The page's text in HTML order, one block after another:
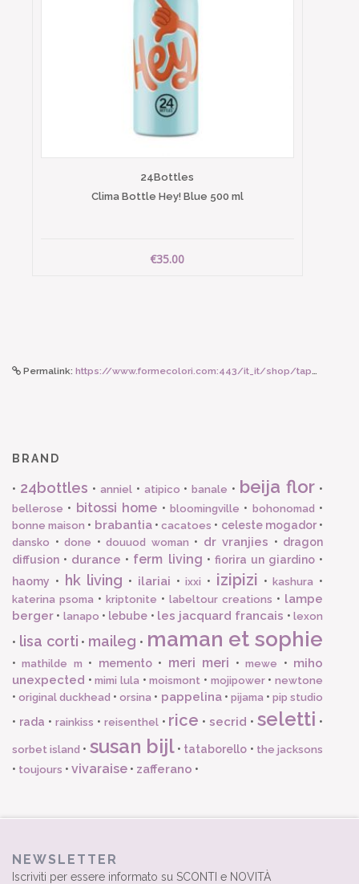
24Bottles
Clima Bottle Hey! Blue 500 ml
€35.00
Permalink: https://www.formecolori.com:443/it_it/shop/tappeti_beija_flor/eclectic/beija_flor_tappetto_in_vinile_decoro_eclectic_bordeaux_50_x_120_cm/1851
BRAND
• 24bottles • anniel• atipico •banale • beija flor •
bellerose • bitossi home • bloomingville • bohonomad •
bonne maison • brabantia•cacatoes • celeste mogador•
dansko • done • douuod woman • dr vranjies • dragon
diffusion • durance • ferm living • fiorira un giardino•
haomy • hk living • ilariai •ixxi • izipizi •kashura •
katerina psoma • kriptonite • labeltour creations • lampe
berger • lanapo • lebube • les jacquard francais •lexon
• lisa corti • maileg • maman et sophie
•mathilde m • memento• meri meri •mewe • miho
unexpected •mimi lula •moismont • mojipower•newtone
•original duckhead •orsina • pappelina• pijama • pip studio
• rada • rainkiss • reisenthel• rice •secrid •seletti •
sorbet island • susan bijl• tataborello • the jacksons
• toujours • vivaraise • zafferano •
NEWSLETTER
Iscriviti per essere informato su SCONTI e NOVITÀ